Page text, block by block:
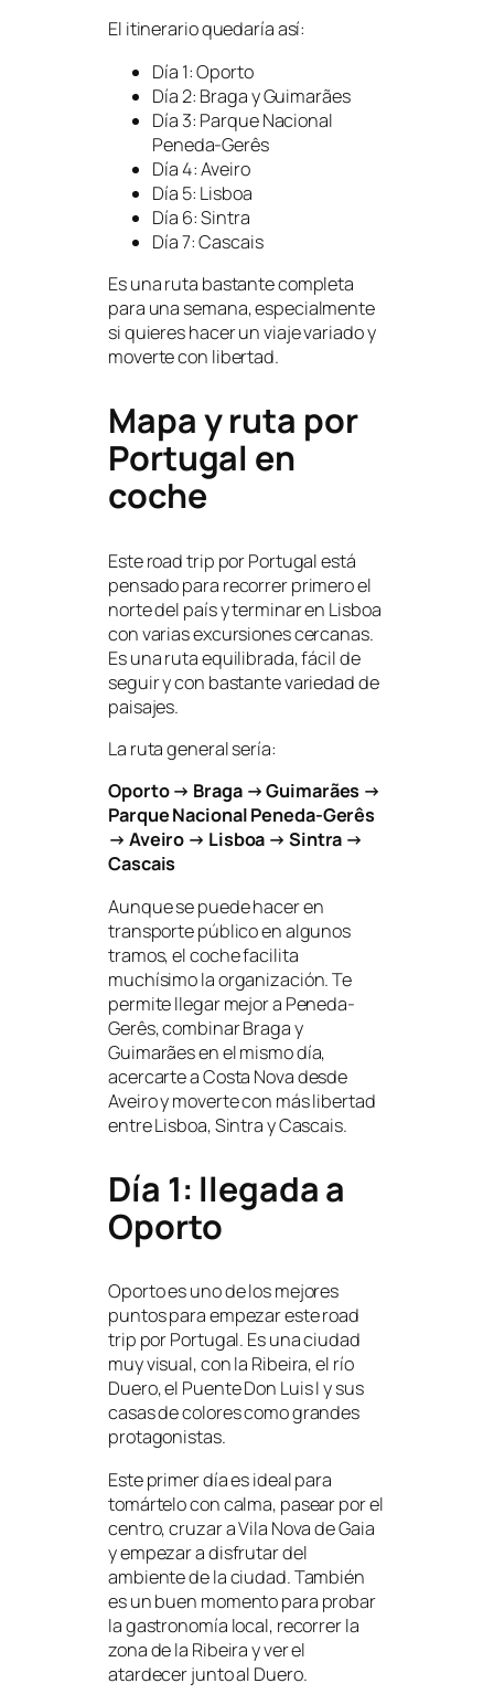
El itinerario quedaría así:
Día 1: Oporto
Día 2: Braga y Guimarães
Día 3: Parque Nacional
Peneda-Gerês
Día 4: Aveiro
Día 5: Lisboa
Día 6: Sintra
Día 7: Cascais
Es una ruta bastante completa
para una semana, especialmente
si quieres hacer un viaje variado y
moverte con libertad.
Mapa y ruta por
Portugal en
coche
Este road trip por Portugal está
pensado para recorrer primero el
norte del país y terminar en Lisboa
con varias excursiones cercanas.
Es una ruta equilibrada, fácil de
seguir y con bastante variedad de
paisajes.
La ruta general sería:
Oporto → Braga → Guimarães →
Parque Nacional Peneda-Gerês
→ Aveiro → Lisboa → Sintra →
Cascais
Aunque se puede hacer en
transporte público en algunos
tramos, el coche facilita
muchísimo la organización. Te
permite llegar mejor a Peneda-
Gerês, combinar Braga y
Guimarães en el mismo día,
acercarte a Costa Nova desde
Aveiro y moverte con más libertad
entre Lisboa, Sintra y Cascais.
Día 1: llegada a
Oporto
Oporto es uno de los mejores
puntos para empezar este road
trip por Portugal. Es una ciudad
muy visual, con la Ribeira, el río
Duero, el Puente Don Luis I y sus
casas de colores como grandes
protagonistas.
Este primer día es ideal para
tomártelo con calma, pasear por el
centro, cruzar a Vila Nova de Gaia
y empezar a disfrutar del
ambiente de la ciudad. También
es un buen momento para probar
la gastronomía local, recorrer la
zona de la Ribeira y ver el
atardecer junto al Duero.